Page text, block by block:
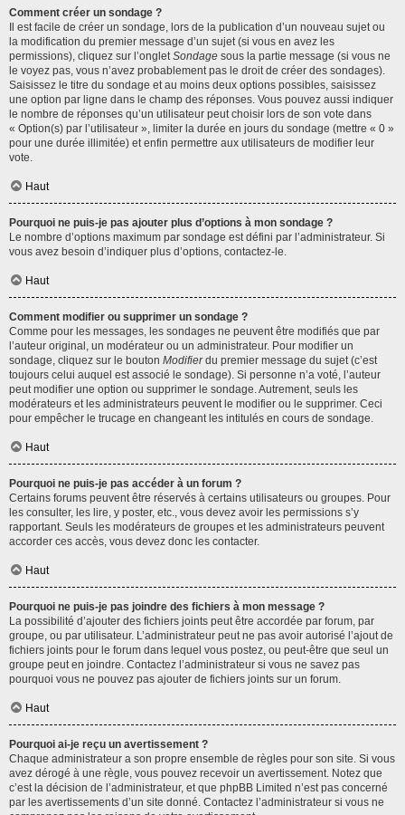
Comment créer un sondage ?
Il est facile de créer un sondage, lors de la publication d’un nouveau sujet ou
la modification du premier message d’un sujet (si vous en avez les
permissions), cliquez sur l’ongletSondage sous la partie message (si vous ne
le voyez pas, vous n’avez probablement pas le droit de créer des sondages).
Saisissez le titre du sondage et au moins deux options possibles, saisissez
une option par ligne dans le champ des réponses. Vous pouvez aussi indiquer
le nombre de réponses qu’un utilisateur peut choisir lors de son vote dans
« Option(s) par l’utilisateur », limiter la durée en jours du sondage (mettre « 0 »
pour une durée illimitée) et enfin permettre aux utilisateurs de modifier leur
vote.
Haut
Pourquoi ne puis-je pas ajouter plus d’options à mon sondage ?
Le nombre d’options maximum par sondage est défini par l’administrateur. Si
vous avez besoin d’indiquer plus d’options, contactez-le.
Haut
Comment modifier ou supprimer un sondage ?
Comme pour les messages, les sondages ne peuvent être modifiés que par
l’auteur original, un modérateur ou un administrateur. Pour modifier un
sondage, cliquez sur le bouton Modifierdu premier message du sujet (c’est
toujours celui auquel est associé le sondage). Si personne n’a voté, l’auteur
peut modifier une option ou supprimer le sondage. Autrement, seuls les
modérateurs et les administrateurs peuvent le modifier ou le supprimer. Ceci
pour empêcher le trucage en changeant les intitulés en cours de sondage.
Haut
Pourquoi ne puis-je pas accéder à un forum ?
Certains forums peuvent être réservés à certains utilisateurs ou groupes. Pour
les consulter, les lire, y poster, etc., vous devez avoir les permissions s’y
rapportant. Seuls les modérateurs de groupes et les administrateurs peuvent
accorder ces accès, vous devez donc les contacter.
Haut
Pourquoi ne puis-je pas joindre des fichiers à mon message ?
La possibilité d’ajouter des fichiers joints peut être accordée par forum, par
groupe, ou par utilisateur. L’administrateur peut ne pas avoir autorisé l’ajout de
fichiers joints pour le forum dans lequel vous postez, ou peut-être que seul un
groupe peut en joindre. Contactez l’administrateur si vous ne savez pas
pourquoi vous ne pouvez pas ajouter de fichiers joints sur un forum.
Haut
Pourquoi ai-je reçu un avertissement ?
Chaque administrateur a son propre ensemble de règles pour son site. Si vous
avez dérogé à une règle, vous pouvez recevoir un avertissement. Notez que
c’est la décision de l’administrateur, et que phpBB Limited n’est pas concerné
par les avertissements d’un site donné. Contactez l’administrateur si vous ne